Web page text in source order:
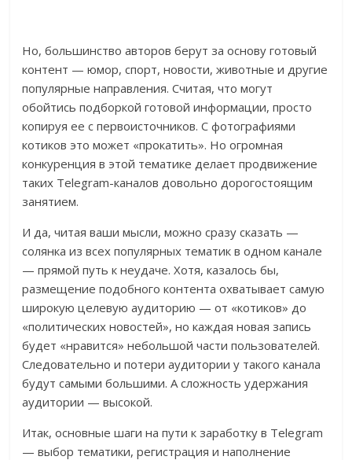
Но, большинство авторов берут за основу готовый
контент — юмор, спорт, новости, животные и другие
популярные направления. Считая, что могут
обойтись подборкой готовой информации, просто
копируя ее с первоисточников. С фотографиями
котиков это может «прокатить». Но огромная
конкуренция в этой тематике делает продвижение
таких Telegram-каналов довольно дорогостоящим
занятием.
И да, читая ваши мысли, можно сразу сказать —
солянка из всех популярных тематик в одном канале
— прямой путь к неудаче. Хотя, казалось бы,
размещение подобного контента охватывает самую
широкую целевую аудиторию — от «котиков» до
«политических новостей», но каждая новая запись
будет «нравится» небольшой части пользователей.
Следовательно и потери аудитории у такого канала
будут самыми большими. А сложность удержания
аудитории — высокой.
Итак, основные шаги на пути к заработку в Telegram
— выбор тематики, регистрация и наполнение